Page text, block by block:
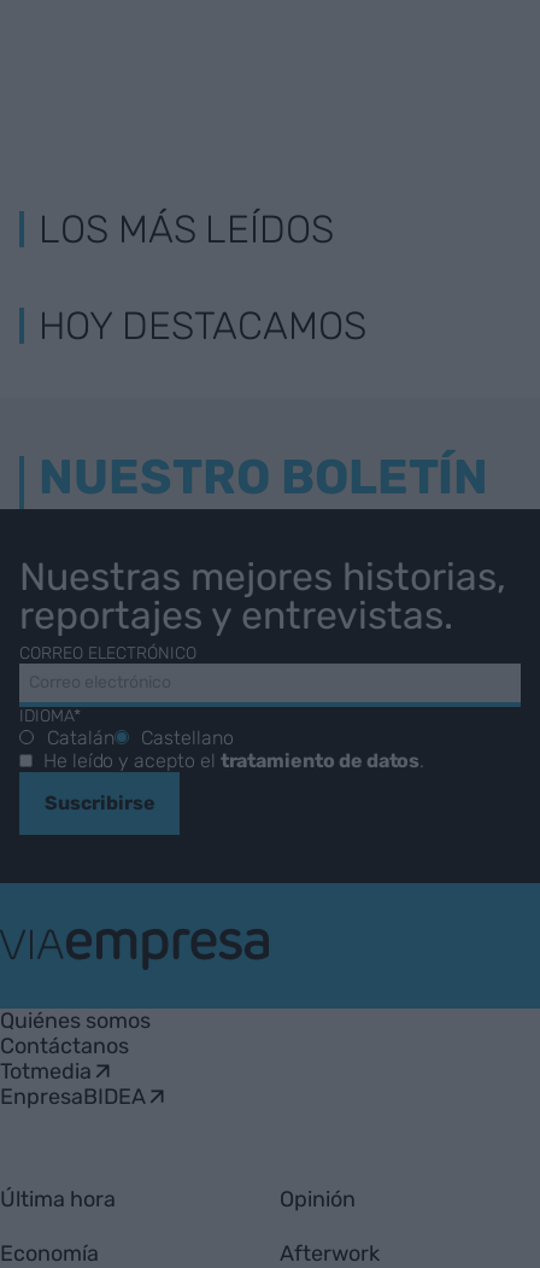
LOS MÁS LEÍDOS
HOY DESTACAMOS
NUESTRO BOLETÍN
Nuestras mejores historias,
reportajes y entrevistas.
CORREO ELECTRÓNICO
IDIOMA*
Catalán
Castellano
He leído y acepto el tratamiento de datos.
Suscribirse
Empresa
Quiénes somos
Contáctanos
Totmedia
EnpresaBIDEA
Última hora
Economía
Opinión
Afterwork